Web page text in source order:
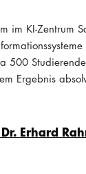
im KI-Zentrum
500
Ergebnis
Erhard